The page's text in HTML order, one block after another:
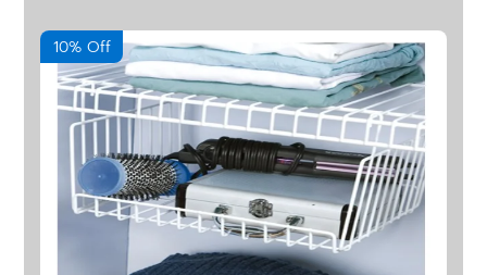
10% Off